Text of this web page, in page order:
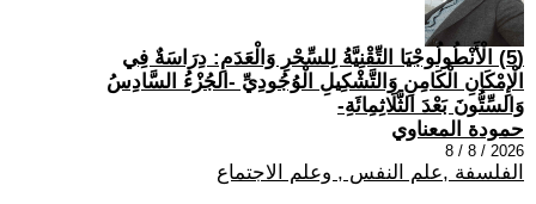
(5) الْأَنْطُولُوجْيَا التِّقْنِيَّةُ لِلسِّحْرِ وَالْعَدَمِ: دِرَاسَةٌ فِي
الْإِمْكَانِ الْكَامِنِ وَالتَّشْكِيلِ الْوُجُودِيِّ -الجُزْءُ السَّادِسُ
وَالسِّتُّونَ بَعْدَ الثَّلَاثِمِائَةِ-
حمودة المعناوي
2026 / 8 / 8
الفلسفة ,علم النفس , وعلم الاجتماع